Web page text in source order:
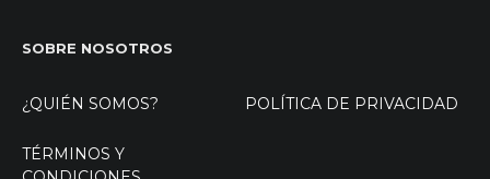
SOBRE NOSOTROS
¿QUIÉN SOMOS? POLÍTICA DE PRIVACIDAD
TÉRMINOS Y